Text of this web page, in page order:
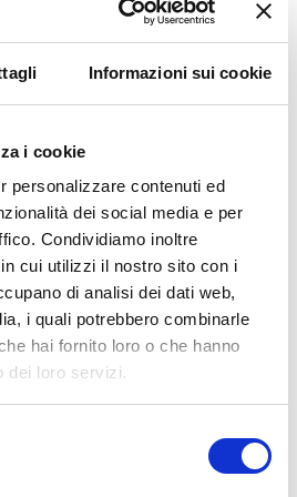
Informazioni sui cookie
i cookie
personalizzare contenuti ed
dei social media e per
Condividiamo inoltre
cui utilizzi il nostro sito con i
di analisi dei dati web,
i quali potrebbero combinarle
hai fornito loro o che hanno
dei loro servizi.
radiatoreinvece è un
i liquidi che circolano
effettuato ogni 2/3 anni.
CLIMATIZZAZIONE
avere unimpianto di
efficiente aumenta
alla guida. Durante il
il corretto